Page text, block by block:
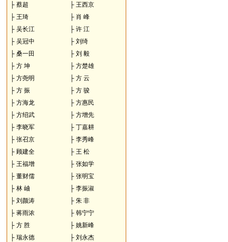
├ 蔡超 ├ 王西京
├ 王琦 ├ 肖 峰
├ 吴长江 ├ 许 江
├ 吴冠中 ├ 刘绮
├ 桑一田 ├ 刘 毅
├ 方 坤 ├ 方楚雄
├ 方尧明 ├ 方 云
├ 方 振 ├ 方 骏
├ 方海龙 ├ 方惠民
├ 方绍武 ├ 方增先
├ 李晓军 ├ 丁嘉耕
├ 张召京 ├ 李秀峰
├ 顾建全 ├ 王 松
├ 王福增 ├ 张如学
├ 董财儒 ├ 张明宝
├ 林 岫 ├ 李振淑
├ 刘颜涛 ├ 朱 非
├ 蒋雨浓 ├ 韩宁宁
├ 方 胜 ├ 姚新峰
├ 瑞永德 ├ 刘永杰